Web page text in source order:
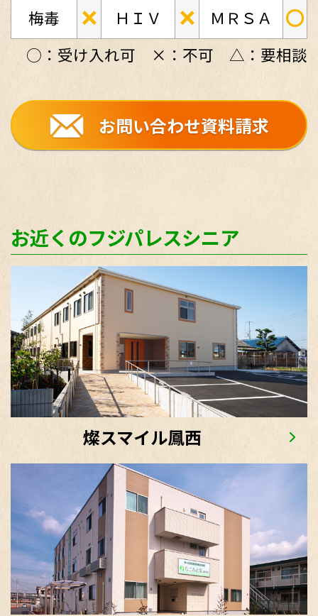
梅毒 × ＨＩＶ × ＭＲＳＡ ○
○：受け入れ可 ×：不可 △：要相談
お問い合わせ資料請求
お近くのフジパレスシニア
燦スマイル鳳西